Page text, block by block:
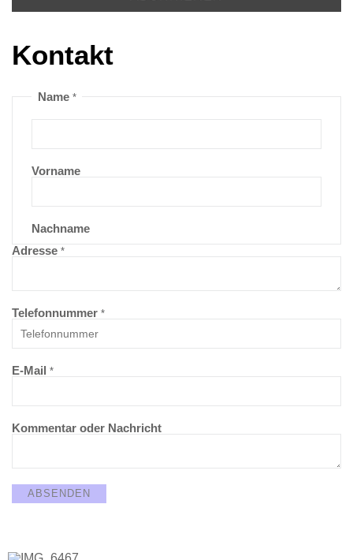
Kontakt
Name *
Vorname
Nachname
Adresse *
Telefonnummer *
E-Mail *
Kommentar oder Nachricht
ABSENDEN